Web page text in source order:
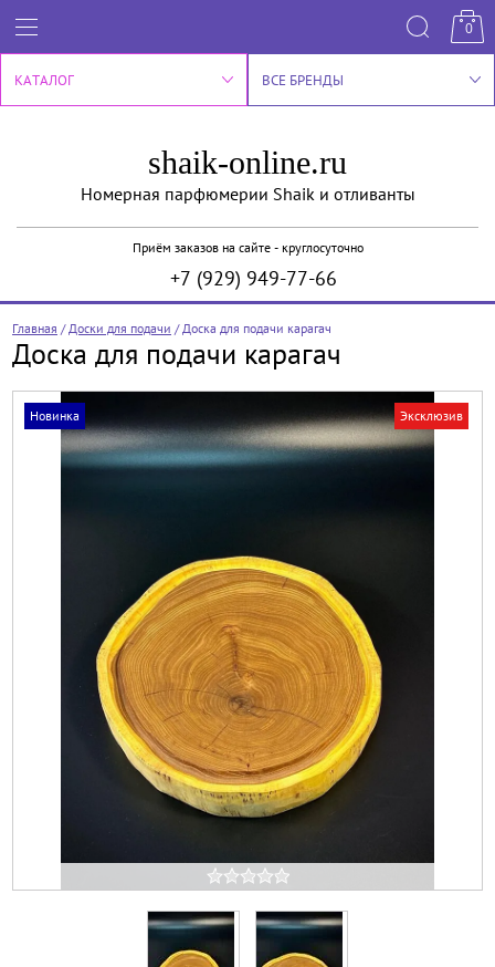
0
КАТАЛОГ ВСЕ БРЕНДЫ
shaik-online.ru
Номерная парфюмерии Shaik и отливанты
Приём заказов на сайте - круглосуточно
+7 (929) 949-77-66
Главная /Доски для подачи /Доска для подачи карагач
Доска для подачи карагач
Эксклюзив
Новинка